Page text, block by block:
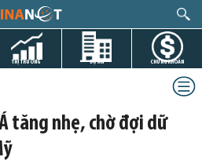
THỊ TRƯỜNG DỰ ÁN CHỨNG KHOÁN
tăng nhẹ, chờ đợi dữ